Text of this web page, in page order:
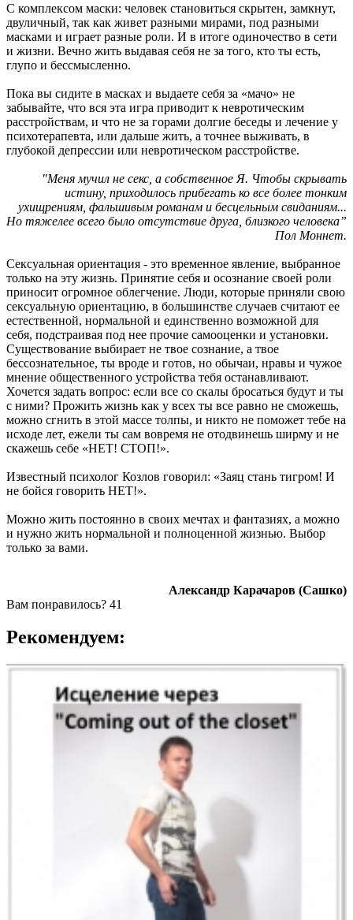
С комплексом маски: человек становиться скрытен, замкнут,
двуличный, так как живет разными мирами, под разными
масками и играет разные роли. И в итоге одиночество в сети
и жизни. Вечно жить выдавая себя не за того, кто ты есть,
глупо и бессмысленно.
Пока вы сидите в масках и выдаете себя за «мачо» не
забывайте, что вся эта игра приводит к невротическим
расстройствам, и что не за горами долгие беседы и лечение у
психотерапевта, или дальше жить, а точнее выживать, в
глубокой депрессии или невротическом расстройстве.
"Меня мучил не секс, а собственное Я. Чтобы скрывать
истину, приходилось прибегать ко все более тонким
ухищрениям, фальшивым романам и бесцельным свиданиям...
Но тяжелее всего было отсутствие друга, близкого человека”
Пол Моннет.
Сексуальная ориентация - это временное явление, выбранное
только на эту жизнь. Принятие себя и осознание своей роли
приносит огромное облегчение. Люди, которые приняли свою
сексуальную ориентацию, в большинстве случаев считают ее
естественной, нормальной и единственно возможной для
себя, подстраивая под нее прочие самооценки и установки.
Существование выбирает не твое сознание, а твое
бессознательное, ты вроде и готов, но обычаи, нравы и чужое
мнение общественного устройства тебя останавливают.
Хочется задать вопрос: если все со скалы бросаться будут и ты
с ними? Прожить жизнь как у всех ты все равно не сможешь,
можно сгнить в этой массе толпы, и никто не поможет тебе на
исходе лет, ежели ты сам вовремя не отодвинешь ширму и не
скажешь себе «НЕТ! СТОП!».
Известный психолог Козлов говорил: «Заяц стань тигром! И
не бойся говорить НЕТ!».
Можно жить постоянно в своих мечтах и фантазиях, а можно
и нужно жить нормальной и полноценной жизнью. Выбор
только за вами.
Александр Карачаров (Сашко)
Вам понравилось? 41
Рекомендуем: